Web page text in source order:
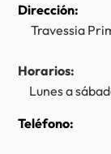
Dirección:
Travessia
Horarios:
Lunes a
Teléfono: